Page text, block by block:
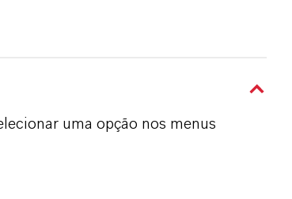
uma opção nos menus